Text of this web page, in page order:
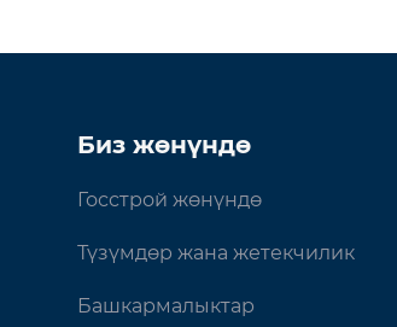
Биз жөнүндө
Госстрой жөнүндө
Түзүмдөр жана жетекчилик
Башкармалыктар